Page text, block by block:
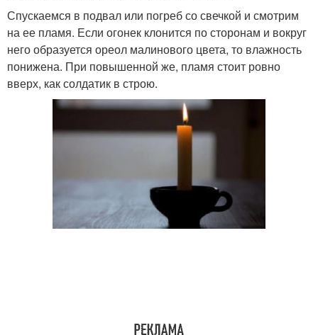
Спускаемся в подвал или погреб со свечкой и смотрим
на ее пламя. Если огонек клонится по сторонам и вокруг
него образуется ореол малинового цвета, то влажность
понижена. При повышенной же, пламя стоит ровно
вверх, как солдатик в строю.